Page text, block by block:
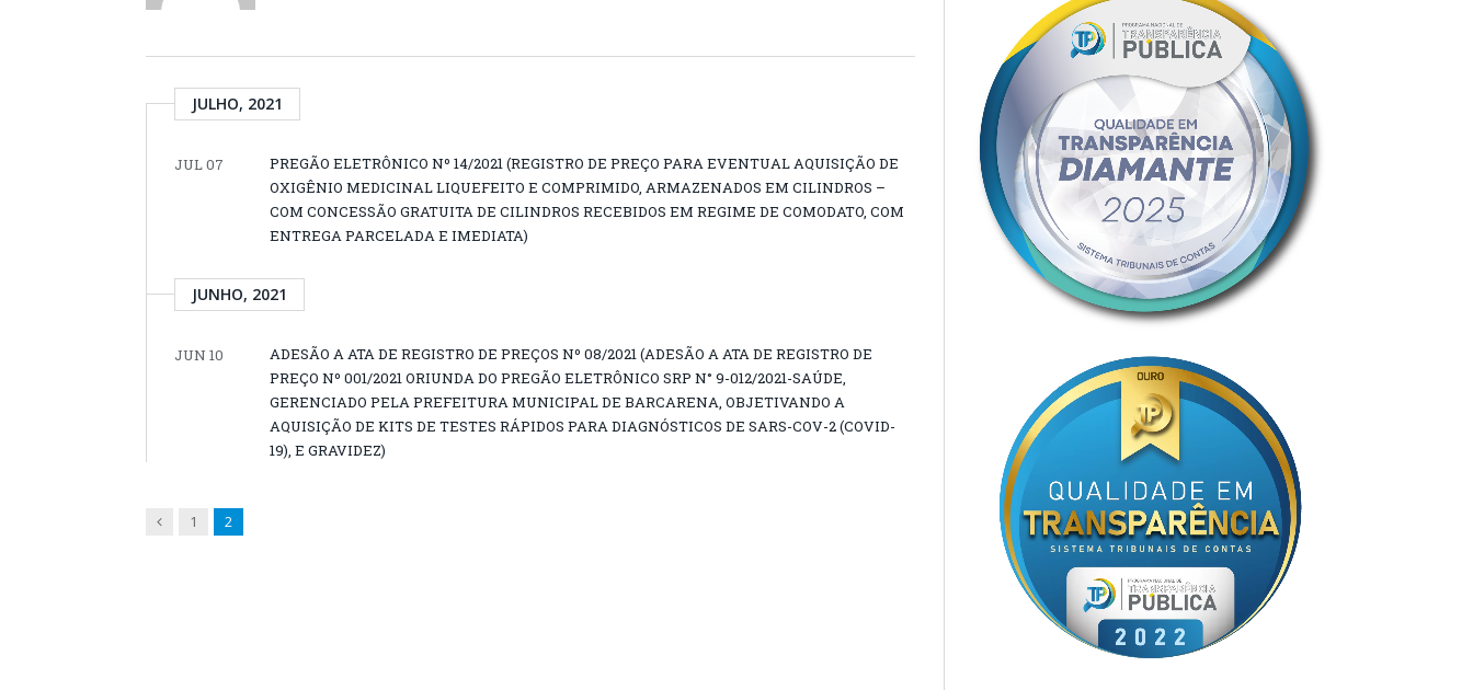
JULHO, 2021
JUL 07
PREGÃO ELETRÔNICO Nº 14/2021 (REGISTRO DE PREÇO PARA EVENTUAL AQUISIÇÃO DE
OXIGÊNIO MEDICINAL LIQUEFEITO E COMPRIMIDO, ARMAZENADOS EM CILINDROS –
COM CONCESSÃO GRATUITA DE CILINDROS RECEBIDOS EM REGIME DE COMODATO, COM
ENTREGA PARCELADA E IMEDIATA)
JUNHO, 2021
JUN 10
ADESÃO A ATA DE REGISTRO DE PREÇOS Nº 08/2021 (ADESÃO A ATA DE REGISTRO DE
PREÇO Nº 001/2021 ORIUNDA DO PREGÃO ELETRÔNICO SRP N° 9-012/2021-SAÚDE,
GERENCIADO PELA PREFEITURA MUNICIPAL DE BARCARENA, OBJETIVANDO A
AQUISIÇÃO DE KITS DE TESTES RÁPIDOS PARA DIAGNÓSTICOS DE SARS-COV-2 (COVID-
19), E GRAVIDEZ)
Previous
1 2